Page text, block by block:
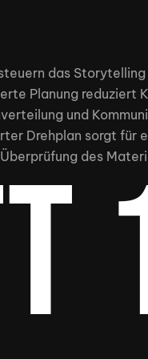
das
Planung reduziert
und
Drehplan sorgt für
des